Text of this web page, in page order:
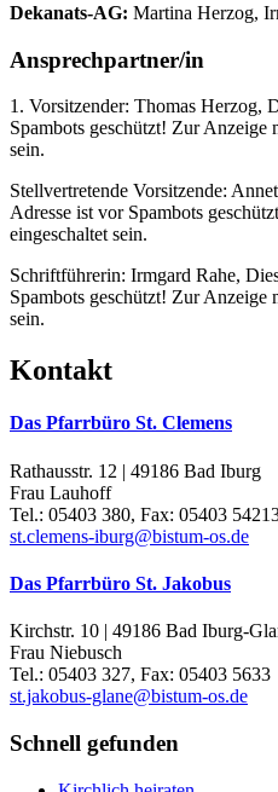
Dekanats-AG: Martina Herzog,
Ansprechpartner/in
1. Vorsitzender: Thomas Herzog,
Spambots geschützt! Zur Anzeige
sein.
Stellvertretende Vorsitzende:
Adresse ist vor Spambots
eingeschaltet sein.
Schriftführerin: Irmgard Rahe,
Spambots geschützt! Zur Anzeige
sein.
Kontakt
Das Pfarrbüro St. Clemens
Rathausstr. 12 | 49186 Bad Iburg
Frau Lauhoff
Tel.: 05403 380, Fax: 05403
st.clemens-iburg@bistum-os.de
Das Pfarrbüro St. Jakobus
Kirchstr. 10 | 49186 Bad Iburg-
Frau Niebusch
Tel.: 05403 327, Fax: 05403 5633
st.jakobus-glane@bistum-os.de
Schnell gefunden